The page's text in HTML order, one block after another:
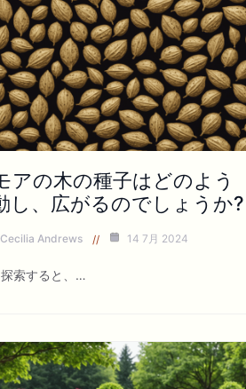
アの木の種子はどのよう
し、広がるのでしょうか?
Cecilia Andrews 14 7月 2024
索すると、…